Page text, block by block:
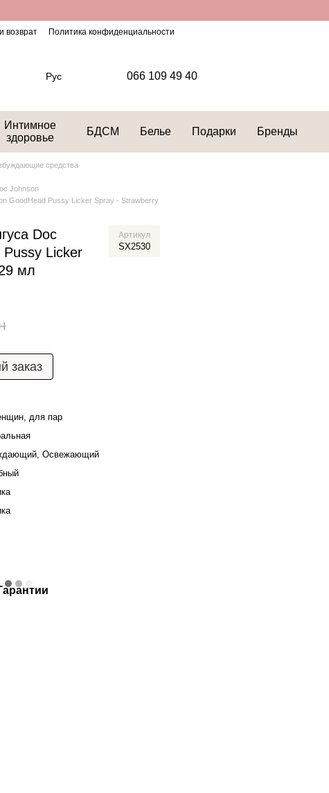
возврат Политика конфиденциальности
Рус 066 109 49 40
Интимное
здоровье
БДСМ Белье Подарки Бренды
средства
Johnson
GoodHead Pussy Licker Spray - Strawberry
Doc
Licker
мл
Артикул
SX2530
заказ
для пар
Освежающий